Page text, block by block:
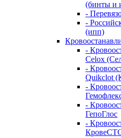
(бинты и
-
-
(ипп)
-
Celox
-
Quikclot
-
-
ГепоГлос
-